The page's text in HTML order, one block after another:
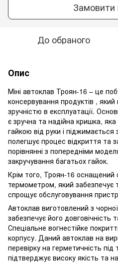
До обраного
Опис
Міні автоклав Троян-16 – це
консервування продуктів , який
зручністю в експлуатації.
є зручна та надійна кришка,
гайкою від руки і
полегшує процес відкриття та
порівнянні з попередніми
закручування багатьох гайок.
Крім того, Троян-16 оснащений
термометром, який забезпечує
спрощує обслуговування
Автоклав виготовлений з
забезпечує його довговічність
Спеціальне вогнестійке
корпусу. Даний автоклав на
перевірку на герметичність
підтверджує високу якість та